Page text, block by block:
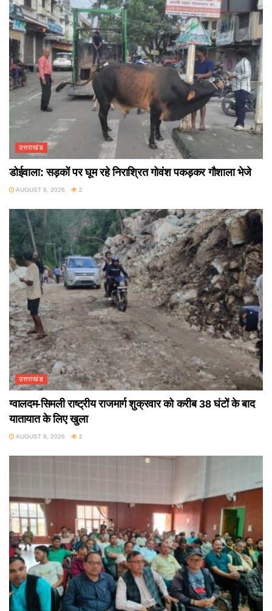
उत्तराखंड
डोईवाला: सड़कों पर घूम रहे निराश्रित गोवंश पकड़कर गौशाला भेजे
AUGUST 8, 2026 2
उत्तराखंड
ग्वालदम-सिमली राष्ट्रीय राजमार्ग शुक्रवार को करीब 38 घंटों के बाद
यातायात के लिए खुला
AUGUST 8, 2026 2